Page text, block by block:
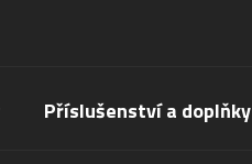
Příslušenství a doplňky